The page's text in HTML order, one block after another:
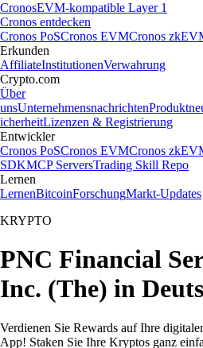
CronosEVM-kompatible Layer 1
Cronos entdecken
Cronos PoSCronos EVMCronos
Erkunden
AffiliateInstitutionenVerwahrung
Crypto.com
Über
unsUnternehmensnachrichten
icherheitLizenzen & Registrierung
Entwickler
Cronos PoSCronos EVMCronos
SDKMCP ServersTrading Skill Repo
Lernen
LernenBitcoinForschungMarkt-Updates
KRYPTO
PNC Financial
Inc. (The) in
Verdienen Sie Rewards auf Ihre
App! Staken Sie Ihre Kryptos ganz